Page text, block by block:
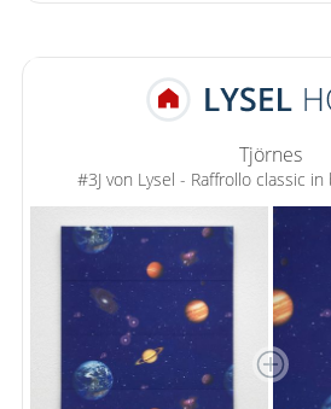
Tjörnes
#3J von Lysel - Raffrollo classic